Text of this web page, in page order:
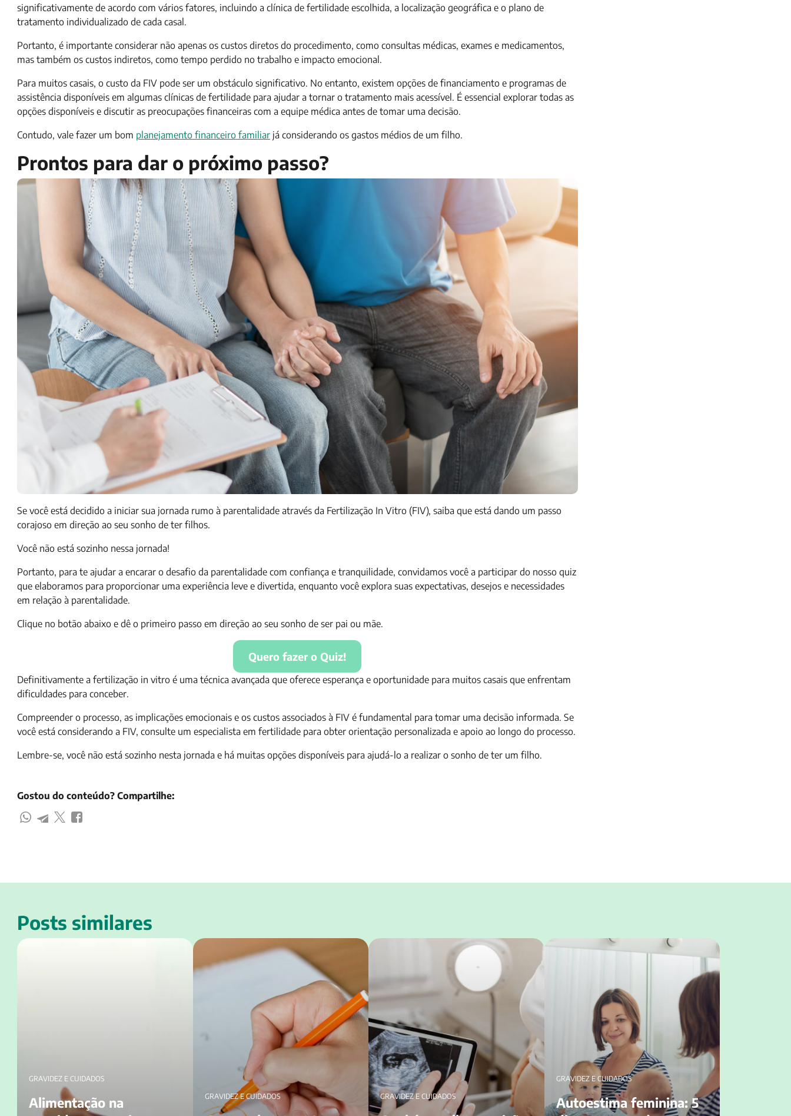
significativamente de acordo com vários fatores, incluindo a clínica de fertilidade escolhida, a localização geográfica e o plano de
tratamento individualizado de cada casal.
Portanto, é importante considerar não apenas os custos diretos do procedimento, como consultas médicas, exames e medicamentos,
mas também os custos indiretos, como tempo perdido no trabalho e impacto emocional.
Para muitos casais, o custo da FIV pode ser um obstáculo significativo. No entanto, existem opções de financiamento e programas de
assistência disponíveis em algumas clínicas de fertilidade para ajudar a tornar o tratamento mais acessível. É essencial explorar todas as
opções disponíveis e discutir as preocupações financeiras com a equipe médica antes de tomar uma decisão.
Contudo, vale fazer um bom planejamento financeiro familiar já considerando os gastos médios de um filho.
Prontos para dar o próximo passo?
Se você está decidido a iniciar sua jornada rumo à parentalidade através da Fertilização In Vitro (FIV), saiba que está dando um passo
corajoso em direção ao seu sonho de ter filhos.
Você não está sozinho nessa jornada!
Portanto, para te ajudar a encarar o desafio da parentalidade com confiança e tranquilidade, convidamos você a participar do nosso quiz
que elaboramos para proporcionar uma experiência leve e divertida, enquanto você explora suas expectativas, desejos e necessidades
em relação à parentalidade.
Clique no botão abaixo e dê o primeiro passo em direção ao seu sonho de ser pai ou mãe.
Quero fazer o Quiz!
Definitivamente a fertilização in vitro é uma técnica avançada que oferece esperança e oportunidade para muitos casais que enfrentam
dificuldades para conceber.
Compreender o processo, as implicações emocionais e os custos associados à FIV é fundamental para tomar uma decisão informada. Se
você está considerando a FIV, consulte um especialista em fertilidade para obter orientação personalizada e apoio ao longo do processo.
Lembre-se, você não está sozinho nesta jornada e há muitas opções disponíveis para ajudá-lo a realizar o sonho de ter um filho.
Gostou do conteúdo? Compartilhe:
Posts similares
Alimentação na gravidez: um guia
GRAVIDEZ E CUIDADOS
Alimentação na
Como saber se estou no período fértil?
Aprenda a identificar
GRAVIDEZ E CUIDADOS
Qual é a melhor posição do bebê para o
nascimento? Descubra!
GRAVIDEZ E CUIDADOS
Autoestima feminina: 5 dicas para mudar
o pensamento durante a maternidade
GRAVIDEZ E CUIDADOS
Autoestima feminina: 5